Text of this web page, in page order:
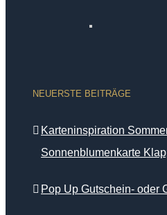
NEUERSTE BEITRÄGE
Karteninspiration
Sonnenblumenkarte
Pop Up Gutschein- oder